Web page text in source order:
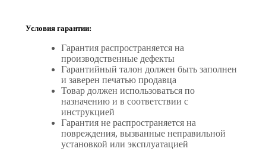
Условия гарантии:
Гарантия распространяется на
производственные дефекты
Гарантийный талон должен быть заполнен
и заверен печатью продавца
Товар должен использоваться по
назначению и в соответствии с
инструкцией
Гарантия не распространяется на
повреждения, вызванные неправильной
установкой или эксплуатацией